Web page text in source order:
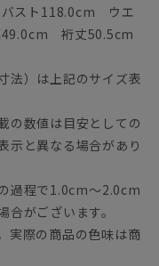
スト118.0cm ウエ
裄丈50.5cm
法）は上記のサイズ表
の数値は目安としての
示と異なる場合があり
過程で1.0cm～2.0cm
がございます。
実際の商品の色味は商